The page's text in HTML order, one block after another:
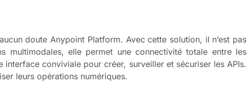
doute Anypoint Platform. Avec cette solution, il n’est pas
multimodales, elle permet une connectivité totale entre les
conviviale pour créer, surveiller et sécuriser les APIs.
leurs opérations numériques.